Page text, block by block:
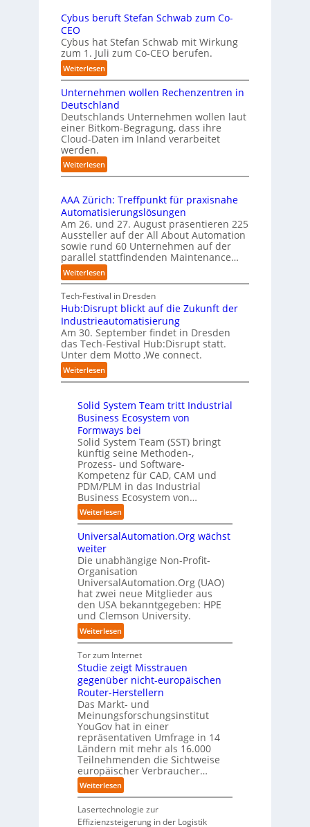
e
u
n
v
i
l
e
A
b
l
d
u
n
g
s
t
e
l
l
e
n
b
i
b
e
n
u
n
b
e
s
t
z
u
d
i
e
I
p
l
e
m
e
n
t
i
r
u
n
g
a
n
“
-
o
m
m
i
s
i
o
n
t
a
t
e
t
B
i
e
t
e
r
v
e
r
f
a
h
r
e
f
ü
r
d
e
n
G
i
g
a
f
a
c
t
o
r
y
-
A
u
s
b
a
u
Cybus beruft Stefan Schwab zum Co-
CEO
Cybus hat Stefan Schwab mit Wirkung
zum 1. Juli zum Co-CEO berufen.
Weiterlesen:
C
y
b
u
s
b
r
u
t
S
t
e
f
a
n
S
w
a
b
z
u
m
C
-
C
E
O
Unternehmen wollen Rechenzentren in
Deutschland
Deutschlands Unternehmen wollen laut
einer Bitkom-Begragung, dass ihre
Cloud-Daten im Inland verarbeitet
werden.
Weiterlesen:
U
t
e
r
n
e
h
m
e
n
w
o
l
e
n
R
h
e
n
z
e
n
t
r
e
n
n
D
e
u
t
s
c
h
l
a
n
d
AAA Zürich: Treffpunkt für praxisnahe
Automatisierungslösungen
Am 26. und 27. August präsentieren 225
Aussteller auf der All About Automation
sowie rund 60 Unternehmen auf der
parallel stattfindenden Maintenance…
Weiterlesen:
A
A
A
Z
ü
r
i
c
h
T
r
e
f
f
p
u
n
k
t
f
r
p
r
a
x
i
s
n
a
e
A
u
t
o
m
a
t
i
s
i
e
r
u
n
Tech-Festival in Dresden
Hub:Disrupt blickt auf die Zukunft der
Industrieautomatisierung
Am 30. September findet in Dresden
das Tech-Festival Hub:Disrupt statt.
Unter dem Motto ‚We connect.
Weiterlesen:
H
b
:
D
i
s
r
u
p
t
b
l
i
c
k
t
a
u
f
d
i
e
k
u
n
f
t
d
e
r
I
n
d
Solid System Team tritt Industrial
Business Ecosystem von
Formways bei
Solid System Team (SST) bringt
künftig seine Methoden-,
Prozess- und Software-
Kompetenz für CAD, CAM und
PDM/PLM in das Industrial
Business Ecosystem von…
Weiterlesen:
S
o
i
d
S
y
s
t
e
m
T
e
a
t
r
i
t
t
I
n
d
u
t
UniversalAutomation.Org wächst
weiter
Die unabhängige Non-Profit-
Organisation
UniversalAutomation.Org (UAO)
hat zwei neue Mitglieder aus
den USA bekanntgegeben: HPE
und Clemson University.
Weiterlesen:
U
n
i
v
e
r
s
a
l
A
u
t
o
m
a
t
Tor zum Internet
Studie zeigt Misstrauen
gegenüber nicht-europäischen
Router-Herstellern
Das Markt- und
Meinungsforschungsinstitut
YouGov hat in einer
repräsentativen Umfrage in 14
Ländern mit mehr als 16.000
Teilnehmenden die Sichtweise
europäischer Verbraucher…
Weiterlesen:
S
t
u
Lasertechnologie zur
Effizienzsteigerung in der Logistik